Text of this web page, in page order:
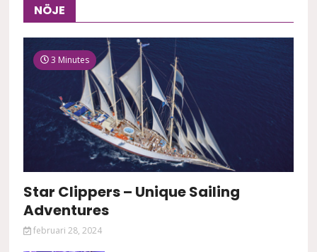
NÖJE
3 Minutes
Star Clippers – Unique Sailing
Adventures
februari 28, 2024